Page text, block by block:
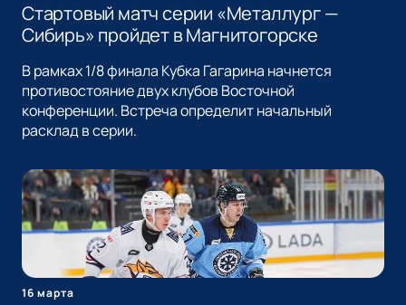
Стартовый матч серии «Металлург —
Сибирь» пройдет в Магнитогорске
В рамках 1/8 финала Кубка Гагарина начнется
противостояние двух клубов Восточной
конференции. Встреча определит начальный
расклад в серии.
16 марта